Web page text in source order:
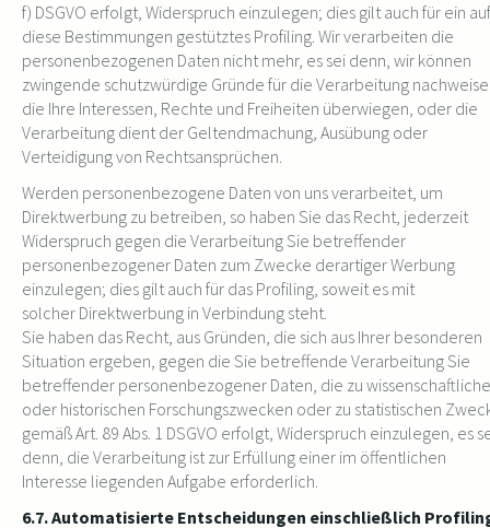
f) DSGVO erfolgt, Widerspruch einzulegen; dies gilt auch für ein auf
diese Bestimmungen gestütztes Profiling. Wir verarbeiten die
personenbezogenen Daten nicht mehr, es sei denn, wir können
zwingende schutzwürdige Gründe für die Verarbeitung
die Ihre Interessen, Rechte und Freiheiten überwiegen, oder die
Verarbeitung dient der Geltendmachung, Ausübung oder
Verteidigung von Rechtsansprüchen.
Werden personenbezogene Daten von uns verarbeitet, um
Direktwerbung zu betreiben, so haben Sie das Recht, jederzeit
Widerspruch gegen die Verarbeitung Sie betreffender
personenbezogener Daten zum Zwecke derartiger Werbung
einzulegen; dies gilt auch für das Profiling, soweit es mit
solcher Direktwerbung in Verbindung steht.
Sie haben das Recht, aus Gründen, die sich aus Ihrer besonderen
Situation ergeben, gegen die Sie betreffende Verarbeitung Sie
betreffender personenbezogener Daten, die zu
oder historischen Forschungszwecken oder zu statistischen
gemäß Art. 89 Abs. 1 DSGVO erfolgt, Widerspruch einzulegen, es
denn, die Verarbeitung ist zur Erfüllung einer im öffentlichen
Interesse liegenden Aufgabe erforderlich.
6.7. Automatisierte Entscheidungen einschließlich